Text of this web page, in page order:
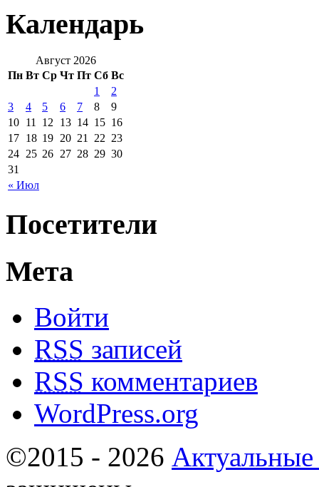
Календарь
Август 2026
Пн Вт Ср Чт Пт Сб Вс
« Июл
1
2
3
4 5 6 7 8
9
10 11 12 13 14 15 16
17 18 19 20 21 22 23
24 25 26 27 28 29 30
31
Посетители
Мета
Войти
RSS записей
RSS комментариев
WordPress.org
©2015 - 2026